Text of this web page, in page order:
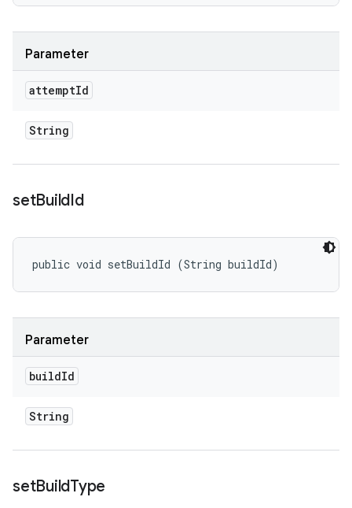
Parameter
attemptId
String
setBuildId
public void setBuildId (String buildId)
Parameter
buildId
String
setBuildType